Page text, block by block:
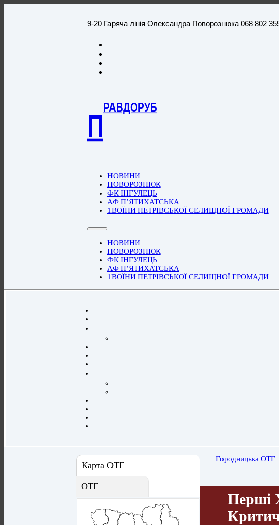
9-20 Гаряча лінія Олександра Поворознюка 068 802
П
РАВДОРУБ
НОВИНИ
ПОВОРОЗНЮК
ФК ІНГУЛЕЦЬ
АФ П’ЯТИХАТСЬКА
1ВОЇНИ ПЕТРІВСЬКОЇ СЕЛИЩНОЇ ГРОМАДИ
НОВИНИ
ПОВОРОЗНЮК
ФК ІНГУЛЕЦЬ
АФ П’ЯТИХАТСЬКА
1ВОЇНИ ПЕТРІВСЬКОЇ СЕЛИЩНОЇ ГРОМАДИ
Карта ОТГ
ОТГ
Городницька ОТГ
Перші